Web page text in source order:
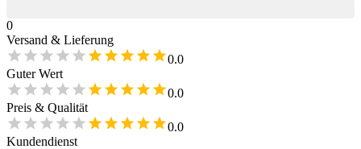
0
Versand & Lieferung
0.0
Guter Wert
0.0
Preis & Qualität
0.0
Kundendienst